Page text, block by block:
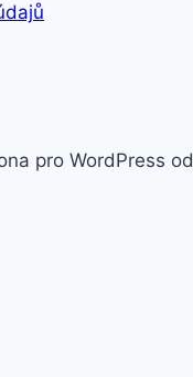
pro WordPress od